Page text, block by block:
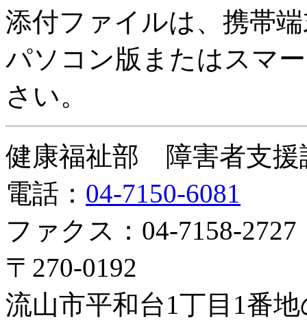
添付ファイルは、携帯
パソコン版またはスマ
さい。
健康福祉部 障害者支援
電話： 04-7150-6081
ファクス：04-7158-2727
〒270-0192
流山市平和台1丁目1番